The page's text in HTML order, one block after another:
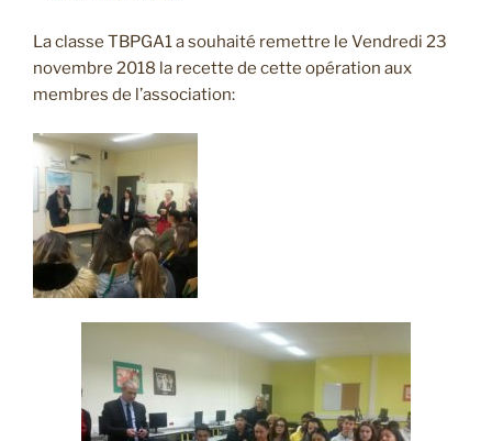
La classe TBPGA1 a souhaité remettre le Vendredi 23
novembre 2018 la recette de cette opération aux
membres de l’association: